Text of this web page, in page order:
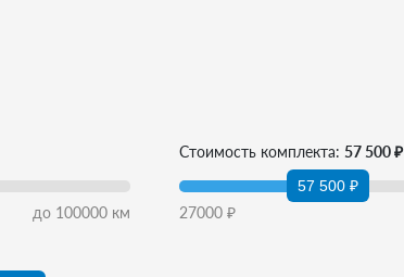
до 100000км
Стоимость комплекта: 57 500 ₽
57 500 ₽
27000₽